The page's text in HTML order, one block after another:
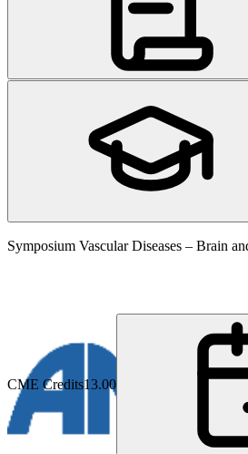
CME Credits13.00
Symposium Vascular Diseases – Brain